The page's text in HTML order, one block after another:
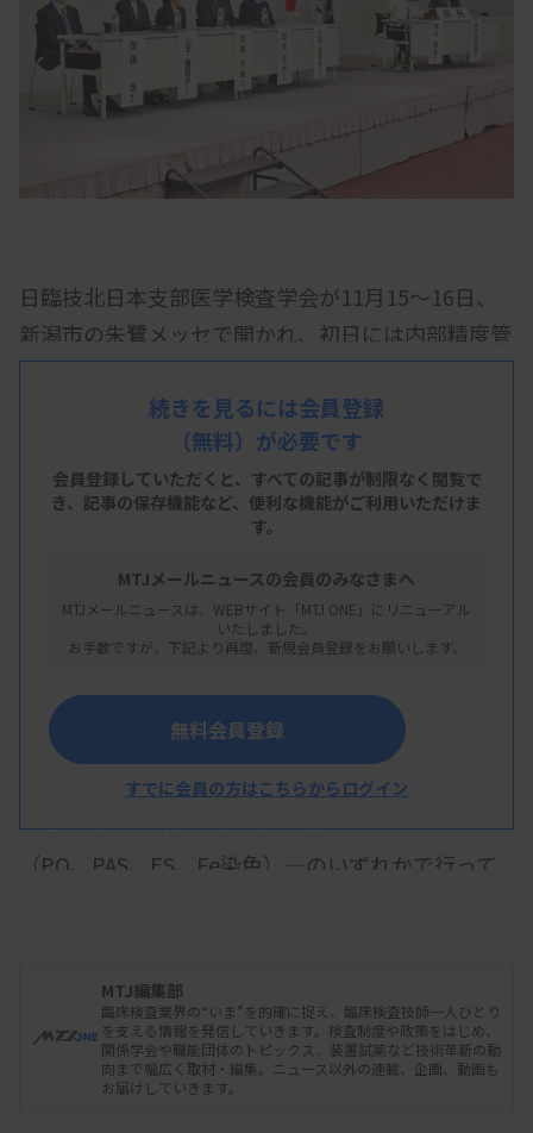
日臨技北日本支部医学検査学会が11月15～16日、
新潟市の朱鷺メッセで開かれ、初日には内部精度管
理の一環としての「目合わせ」をテーマにしたシン
ポジウムが開かれた。一般検査、血液検査、細胞検
査などでの目合わせの現状や工夫、課題が報告され
た。
北海道大学病院検査・輸血部の山下亜妃子氏は血液
検査での目合わせについて紹介した。ISO 15189取
得以降、目合わせの実施項目を追加しながら、検査
担当者間の細胞判定の一致率を向上させるための院
勉強会は最低年4回実施し、方法としては▽塗抹標
本を用いた方法（末梢血、骨髄）▽フォトサーベイ
を用いた方法（日臨技、北臨技）▽日常検査での判
別困難標本▽好酸球数（直接法）▽特殊染色
（PO、PAS、ES、Fe染色）―のいずれかで行って
うほか、判断に迷った細胞は、部員同士で、なぜそ
の判断に至ったのかを議論し、最終判断を全員で共
有する運用を取り入れているとした。
続きを見るには会員登録
（無料）が必要です
会員登録していただくと、すべての記事が制限なく閲覧で
き、 記事の保存機能など、便利な機能がご利用いただけま
す。
MTJメールニュースの会員のみなさまへ
MTJメールニュースは、WEBサイト「MTJ ONE」にリニューアル
いたしました。
お手数ですが、下記より再度、新規会員登録をお願いします。
無料会員登録
すでに会員の方はこちらからログイン
MTJ編集部
臨床検査業界の“いま”を的確に捉え、臨床検査技師一人ひとり
を支える情報を発信していきます。検査制度や政策をはじめ、
関係学会や職能団体のトピックス、装置試薬など技術革新の動
向まで幅広く取材・編集。ニュース以外の連載、企画、動画も
お届けしていきます。